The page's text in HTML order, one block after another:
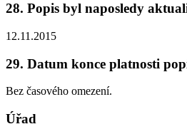
28. Popis byl naposledy
12.11.2015
29. Datum konce platnosti
Bez časového omezení.
Úřad